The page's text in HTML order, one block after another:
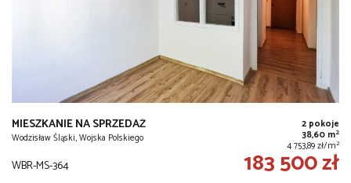
MIESZKANIE NA SPRZEDAŻ
Wodzisław Śląski, Wojska Polskiego
2 pokoje
38,60 m2
4 753,89 zł/m2
WBR-MS-364 183 500 zł